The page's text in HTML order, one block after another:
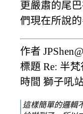
更嚴肅的尾
們現在所說
作者
標題 Re: 半
時間 獅子吼
這樣簡單的邏輯